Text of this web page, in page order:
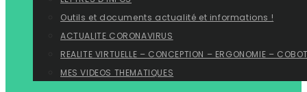
Outils et documents actualité et informations !
ACTUALITE CORONAVIRUS
REALITE VIRTUELLE – CONCEPTION – ERGONOMIE –
MES VIDEOS THEMATIQUES